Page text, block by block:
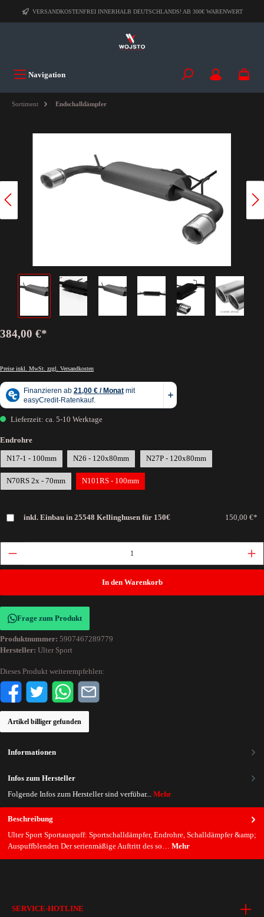
VERSANDKOSTENFREI INNERHALB DEUTSCHLANDS! AB 300€ WARENWERT
Navigation
Sortiment Endschalldämpfer
384,00 €*
Preise inkl. MwSt. zzgl. Versandkosten
Lieferzeit: ca. 5-10 Werktage
Endrohre
N17-1 - 100mm N26 - 120x80mm N27P - 120x80mm
N70RS 2x - 70mm N101RS - 100mm
inkl. Einbau in 25548 Kellinghusen für 150€ 150,00 €*
In den Warenkorb
Frage zum Produkt
Produktnummer: 5907467289779
Hersteller: Ulter Sport
Dieses Produkt weiterempfehlen:
Artikel billiger gefunden
Beschreibung
Ulter Sport Sportauspuff: Sportschalldämpfer, Endrohre, Schalldämpfer &amp;
Auspuffblenden Der serienmäßige Auftritt des so… Mehr
Informationen
Infos zum Hersteller
Folgende Infos zum Hersteller sind verfübar... Mehr
SERVICE-HOTLINE